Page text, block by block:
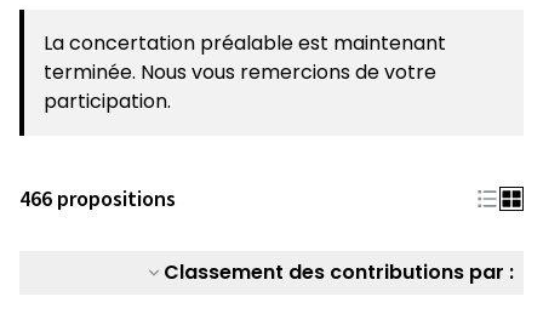
La concertation préalable est maintenant
terminée. Nous vous remercions de votre
participation.
466 propositions
Classement des contributions par :